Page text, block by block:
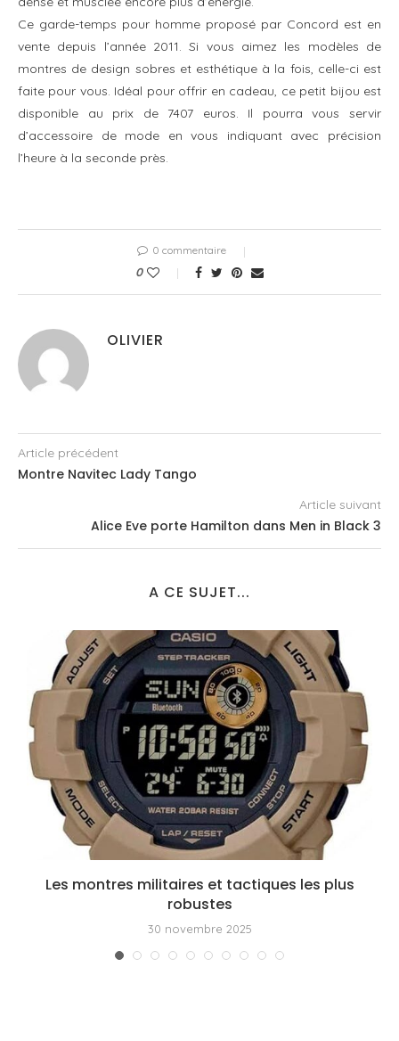
Ce garde-temps pour homme proposé par Concord est en
vente depuis l’année 2011. Si vous aimez les modèles de
montres de design sobres et esthétique à la fois, celle-ci est
faite pour vous. Idéal pour offrir en cadeau, ce petit bijou est
disponible au prix de 7407 euros. Il pourra vous servir
d’accessoire de mode en vous indiquant avec précision
l’heure à la seconde près.
0 commentaire
0
OLIVIER
Article précédent
Montre Navitec Lady Tango
Article suivant
Alice Eve porte Hamilton dans Men in Black 3
A CE SUJET...
Les montres militaires et tactiques les plus
robustes
30 novembre 2025